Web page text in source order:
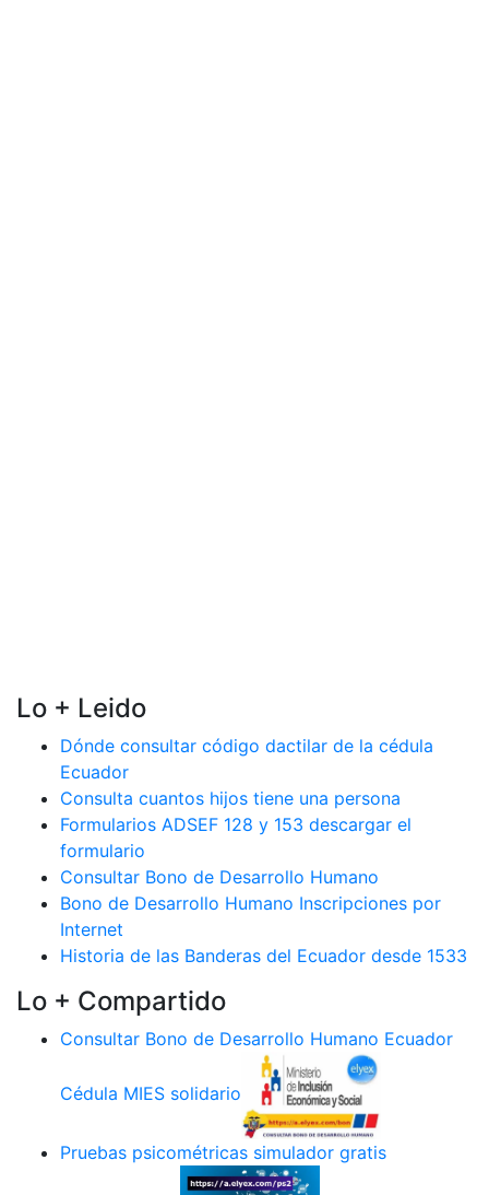
Lo + Leido
Dónde consultar código dactilar de la cédula
Ecuador
Consulta cuantos hijos tiene una persona
Formularios ADSEF 128 y 153 descargar el
formulario
Consultar Bono de Desarrollo Humano
Bono de Desarrollo Humano Inscripciones por
Internet
Historia de las Banderas del Ecuador desde 1533
Lo + Compartido
Consultar Bono de Desarrollo Humano Ecuador
Cédula MIES solidario
Pruebas psicométricas simulador gratis